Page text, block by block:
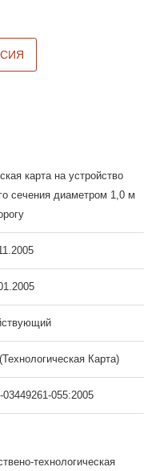
карта на устройство
сечения диаметром 1,0 м
Карта)
03449261-055:2005
технологическая